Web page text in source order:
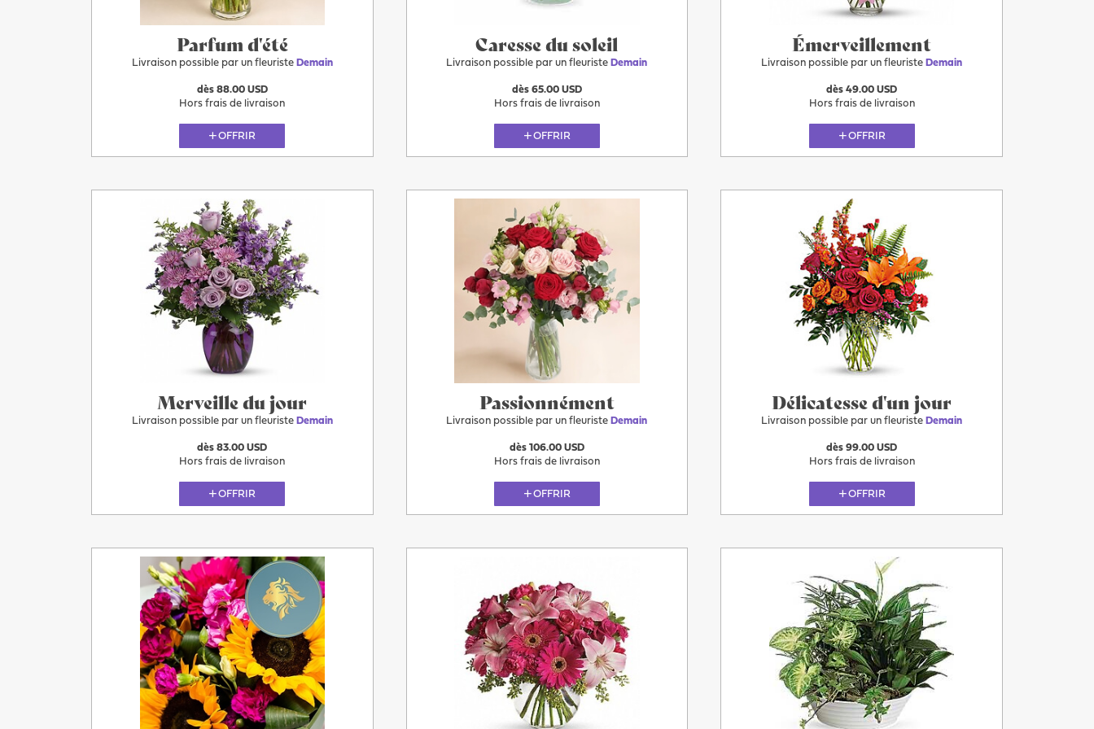
Parfum d'été
Livraison possible par un fleuriste Demain
Demain
dès 88.00 USD
Hors frais de livraison
OFFRIR
Caresse du soleil
Livraison possible par un fleuriste Demain
Demain
dès 65.00 USD
Hors frais de livraison
OFFRIR
Émerveillement
Livraison possible par un fleuriste Demain
Plus
Demain
dès 49.00 USD
Hors frais de livraison
OFFRIR
Merveille du jour
Livraison possible par un fleuriste Demain
Plus
Demain
dès 83.00 USD
Hors frais de livraison
OFFRIR
Passionnément
Livraison possible par un fleuriste Demain
Plus
Demain
dès 106.00 USD
Hors frais de livraison
OFFRIR
Délicatesse d'un jour
Livraison possible par un fleuriste Demain
Demain
dès 99.00 USD
Hors frais de livraison
OFFRIR